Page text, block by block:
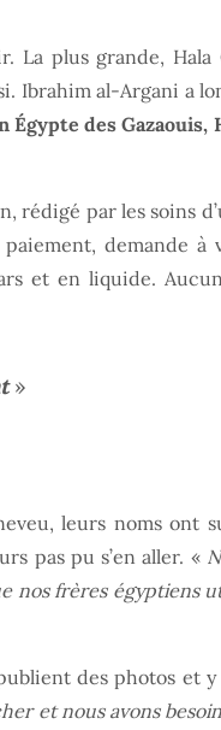
plus grande, Hala
Ibrahim al-Argani a
Égypte des Gazaouis,
par les soins
demande
et en liquide.
»
leurs noms ont
pas pu s’en aller. «
nos frères
des photos et
et nous avons